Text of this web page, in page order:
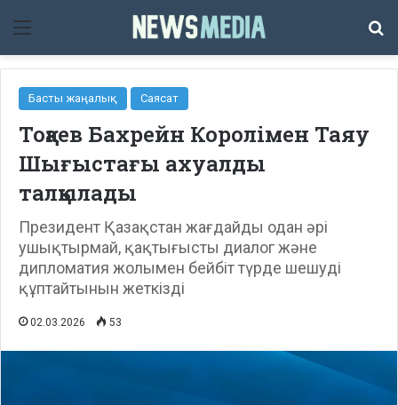
Мәзір
Басты жаңалық Саясат
Тоқаев Бахрейн Королімен Таяу
Шығыстағы ахуалды
талқылады
Президент Қазақстан жағдайды одан әрі
ушықтырмай, қақтығысты диалог және
дипломатия жолымен бейбіт түрде шешуді
құптайтынын жеткізді
02.03.2026 53